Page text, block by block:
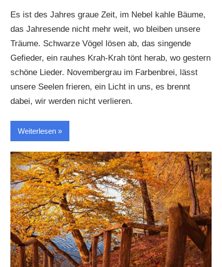
Es ist des Jahres graue Zeit, im Nebel kahle Bäume,
das Jahresende nicht mehr weit, wo bleiben unsere
Träume. Schwarze Vögel lösen ab, das singende
Gefieder, ein rauhes Krah-Krah tönt herab, wo gestern
schöne Lieder. Novembergrau im Farbenbrei, lässt
unsere Seelen frieren, ein Licht in uns, es brennt
dabei, wir werden nicht verlieren.
Weiterlesen